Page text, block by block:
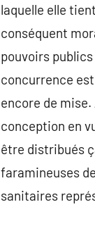
laquelle elle
conséquent
pouvoirs
concurrence
encore de
conception en
être distribués
faramineuses
sanitaires